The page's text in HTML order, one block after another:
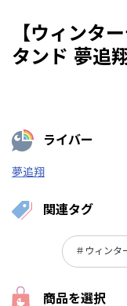
【ウィンタ
タンド 夢追翔
ライバー
夢追翔
関連タグ
＃ウィンタ
商品を選択